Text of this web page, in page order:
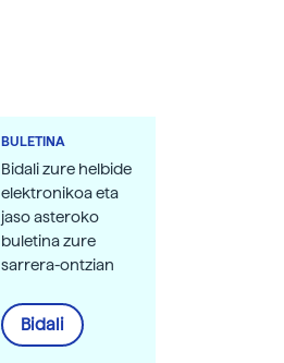
BULETINA
Bidali zure helbide
elektronikoa eta
jaso asteroko
buletina zure
sarrera-ontzian
Bidali